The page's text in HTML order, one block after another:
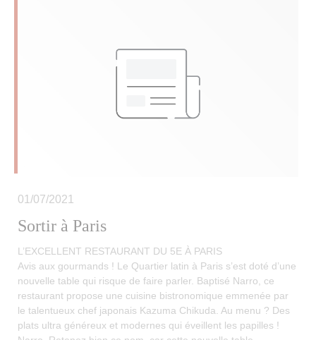
Sortir à Paris
01/07/2021
L’EXCELLENT RESTAURANT DU 5E À PARIS
Avis aux gourmands ! Le Quartier latin à Paris s’est doté d’une
nouvelle table qui risque de faire parler. Baptisé Narro, ce
restaurant propose une cuisine bistronomique emmenée par
le talentueux chef japonais Kazuma Chikuda. Au menu ? Des
plats ultra généreux et modernes qui éveillent les papilles !